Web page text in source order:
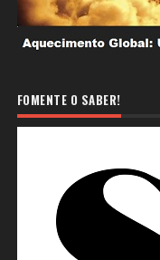
FOMENTE O SABER!